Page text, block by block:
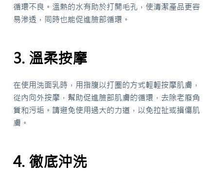
循環不良。溫熱的水有助於打開毛孔，使清潔產品更容
易滲透，同時也能促進臉部循環。
3. 溫柔按摩
在使用洗面乳時，用指腹以打圈的方式輕輕按摩肌膚，
從內向外按摩，幫助促進臉部肌膚的循環，去除老廢角
質和污垢。請避免使用過大的力道，以免拉扯或損傷肌
膚。
4. 徹底沖洗